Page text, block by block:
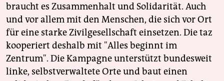
braucht es Zusammenhalt und Solidarität. Auch
und vor allem mit den Menschen, die sich vor Ort
für eine starke Zivilgesellschaft einsetzen. Die taz
kooperiert deshalb mit "Alles beginnt im
Zentrum". Die Kampagne unterstützt bundesweit
linke, selbstverwaltete Orte und baut einen